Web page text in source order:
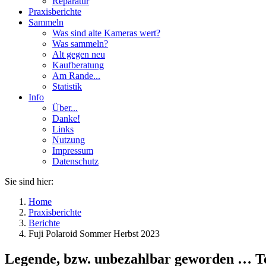
Praxisberichte
Sammeln
Was sind alte Kameras wert?
Was sammeln?
Alt gegen neu
Kaufberatung
Am Rande...
Statistik
Info
Über...
Danke!
Links
Nutzung
Impressum
Datenschutz
Sie sind hier:
Home
Praxisberichte
Berichte
Fuji Polaroid Sommer Herbst 2023
Legende, bzw. unbezahlbar geworden …